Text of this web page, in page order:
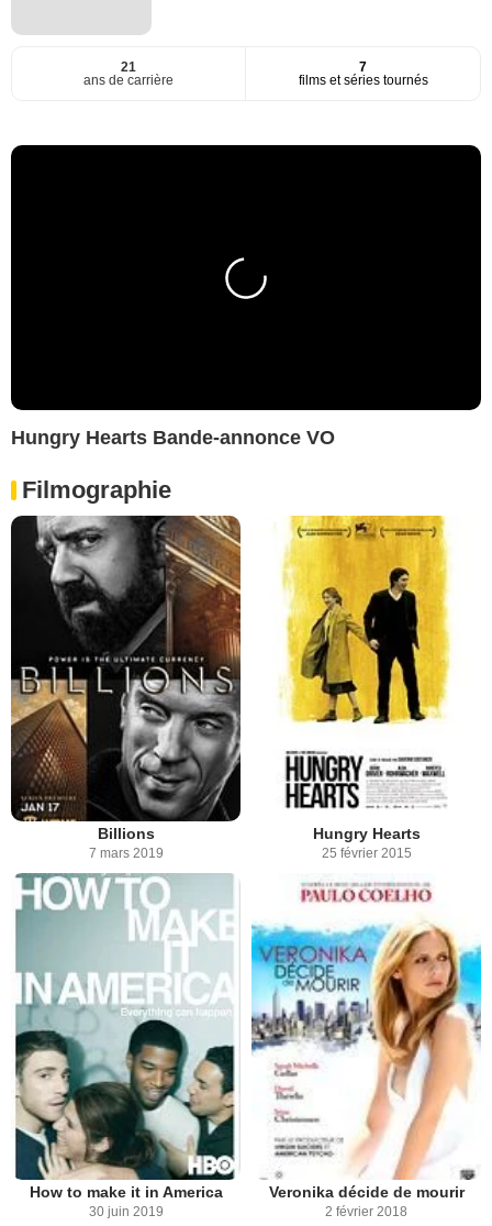
21
ans de carrière
7
films et séries tournés
Hungry Hearts Bande-annonce VO
Filmographie
Billions
7 mars 2019
Hungry Hearts
25 février 2015
How to make it in America
30 juin 2019
Veronika décide de mourir
2 février 2018